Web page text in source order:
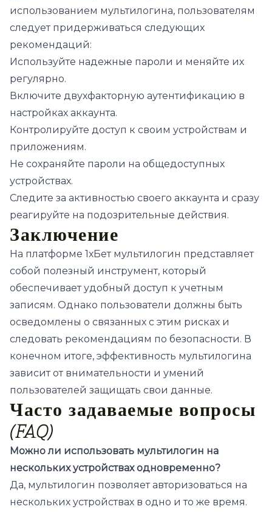
использованием мультилогина, пользователям
следует придерживаться следующих
рекомендаций:
Используйте надежные пароли и меняйте их
регулярно.
Включите двухфакторную аутентификацию в
настройках аккаунта.
Контролируйте доступ к своим устройствам и
приложениям.
Не сохраняйте пароли на общедоступных
устройствах.
Следите за активностью своего аккаунта и сразу
реагируйте на подозрительные действия.
Заключение
На платформе 1хБет мультилогин представляет
собой полезный инструмент, который
обеспечивает удобный доступ к учетным
записям. Однако пользователи должны быть
осведомлены о связанных с этим рисках и
следовать рекомендациям по безопасности. В
конечном итоге, эффективность мультилогина
зависит от внимательности и умений
пользователей защищать свои данные.
Часто задаваемые вопросы
(FAQ)
Можно ли использовать мультилогин на
нескольких устройствах одновременно?
Да, мультилогин позволяет авторизоваться на
нескольких устройствах в одно и то же время.